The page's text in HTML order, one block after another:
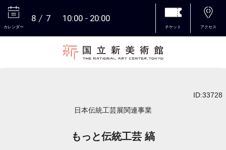
カレンダー
8 7 10:00 20:00
チケット アクセス
ID:33728
日本伝統工芸展関連事業
もっと伝統工芸 縞